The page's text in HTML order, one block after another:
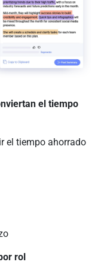
el tiempo
el tiempo ahorrado
rol